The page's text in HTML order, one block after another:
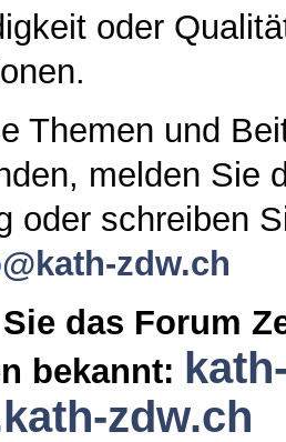
oder
Themen und
melden Sie
oder schreiben
zdw.ch
das Forum
bekannt:
zdw.ch